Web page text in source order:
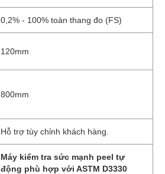
0,2% - 100% toàn thang đo (FS)
120mm
800mm
Hỗ trợ tùy chỉnh khách hàng.
Máy kiểm tra sức mạnh peel tự
động phù hợp với ASTM D3330